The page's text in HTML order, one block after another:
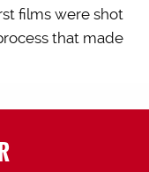
films were shot
that made